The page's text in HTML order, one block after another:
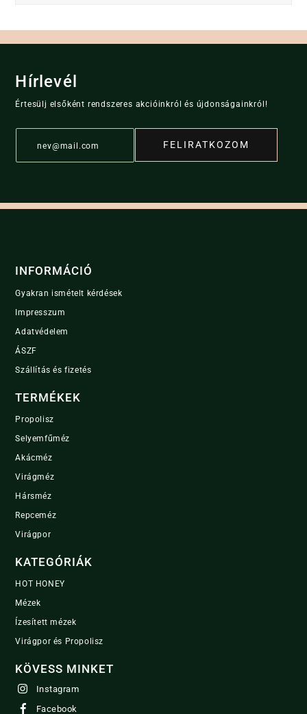
Hírlevél
Értesülj elsőként rendszeres akcióinkról és újdonságainkról!
a
*
FELIRATKOZOM
INFORMÁCIÓ
Gyakran ismételt kérdések
Impresszum
Adatvédelem
ÁSZF
Szállítás és fizetés
TERMÉKEK
Propolisz
Selyemfűméz
Akácméz
Virágméz
Hársméz
Repceméz
Virágpor
KATEGÓRIÁK
HOT HONEY
Mézek
Ízesített mézek
Virágpor és Propolisz
KÖVESS MINKET
Instagram
Facebook